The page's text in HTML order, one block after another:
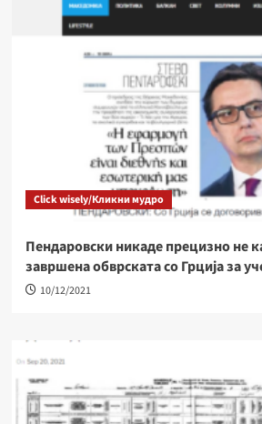
Click wisely/Кликни мудро
Пендаровски никаде прецизно не
завршена обврската со Грција за
10/12/2021